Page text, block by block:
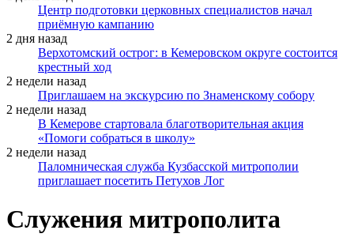
Центр подготовки церковных специалистов начал
приёмную кампанию
2 дня назад
Верхотомский острог: в Кемеровском округе состоится
крестный ход
2 недели назад
Приглашаем на экскурсию по Знаменскому собору
2 недели назад
В Кемерове стартовала благотворительная акция
«Помоги собраться в школу»
2 недели назад
Паломническая служба Кузбасской митрополии
приглашает посетить Петухов Лог
Служения митрополита